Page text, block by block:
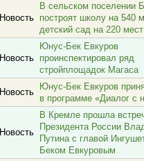
Новость
В сельском поселении
построят школу на 540
детский сад на 220 мест
Новость
Юнус-Бек Евкуров
проинспектировал ряд
стройплощадок Магаса
Новость
Юнус-Бек Евкуров
в программе «Диалог с
Новость
В Кремле прошла
Президента России
Путина с главой
Беком Евкуровым